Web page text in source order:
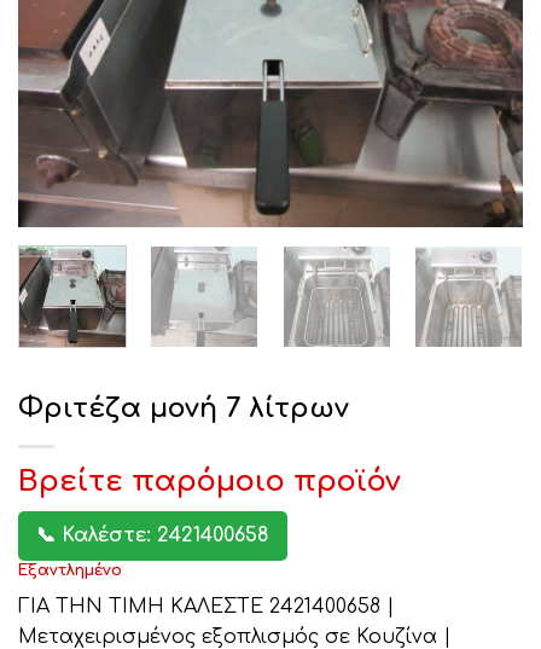
Φριτέζα μονή 7 λίτρων
Βρείτε παρόμοιο προϊόν
📞 Καλέστε: 2421400658
Εξαντλημένο
ΓΙΑ ΤΗΝ ΤΙΜΗ ΚΑΛΕΣΤΕ 2421400658 |
Μεταχειρισμένος εξοπλισμός σε Κουζίνα |